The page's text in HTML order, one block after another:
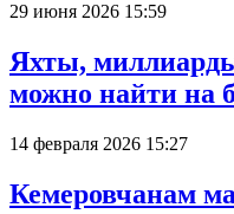
29 июня 2026 15:59
Яхты,
можно найти на
14 февраля 2026 15:27
Кемеровчанам